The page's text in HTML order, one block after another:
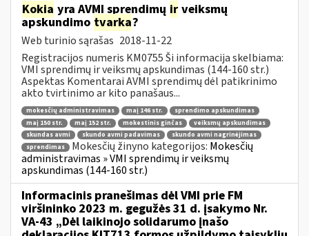
Kokia yra AVMI sprendimų ir veiksmų
apskundimo tvarka?
Web turinio sąrašas 2018-11-22
Registracijos numeris KM0755 Ši informacija skelbiama:
VMI sprendimų ir veiksmų apskundimas (144-160 str.)
Aspektas Komentarai AVMI sprendimų dėl patikrinimo
akto tvirtinimo ar kito panašaus...
mokesčių administravimas maį 146 str.
sprendimo apskundimas
maį 150 str.
maį 152 str. mokestinis ginčas
veiksmų apskundimas
skundas avmi
skundo avmi padavimas
skundo avmi nagrinėjimas
sprendimas
Mokesčių žinyno kategorijos: Mokesčių
administravimas » VMI sprendimų ir veiksmų
apskundimas (144-160 str.)
Informacinis pranešimas dėl VMI prie FM
viršininko 2023 m. gegužės 31 d. įsakymo Nr.
VA-43 „Dėl laikinojo solidarumo įnašo